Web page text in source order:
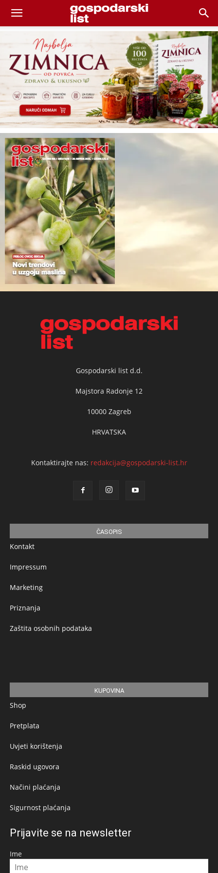
Gospodarski list d.d.
Majstora Radonje 12
10000 Zagreb
HRVATSKA
Kontaktirajte nas: redakcija@gospodarski-list.hr
ČASOPIS
Kontakt
Impressum
Marketing
Priznanja
Zaštita osobnih podataka
KUPOVINA
Shop
Pretplata
Uvjeti korištenja
Raskid ugovora
Načini plaćanja
Sigurnost plaćanja
Prijavite se na newsletter
Ime